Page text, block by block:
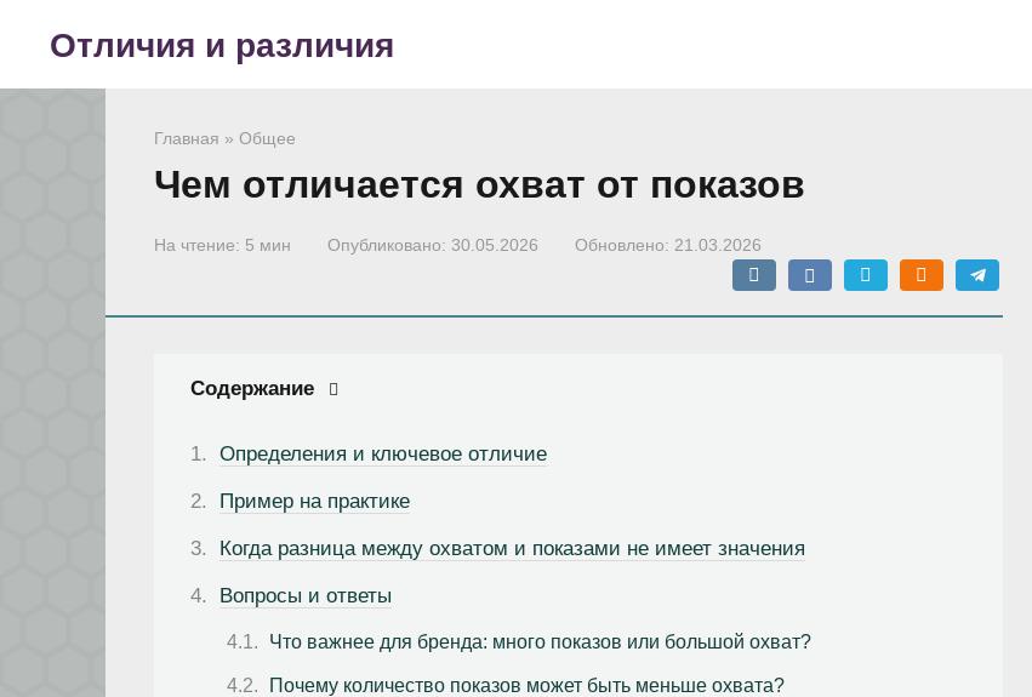
Отличия и различия
Главная » Общее
Чем отличается охват от показов
На чтение: 5 мин Опубликовано: 30.05.2026 Обновлено: 21.03.2026
Содержание
Определения и ключевое отличие
Пример на практике
Когда разница между охватом и показами не имеет значения
Вопросы и ответы
Что важнее для бренда: много показов или большой охват?
Почему количество показов может быть меньше охвата?